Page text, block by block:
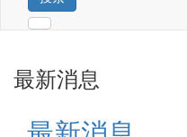
最新消息